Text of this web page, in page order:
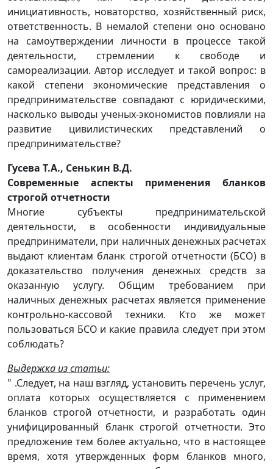
инициативность, новаторство, хозяйственный риск,
ответственность. В немалой степени оно основано
на самоутверждении личности в процессе такой
деятельности, стремлении к свободе и
самореализации. Автор исследует и такой вопрос: в
какой степени экономические представления о
предпринимательстве совпадают с юридическими,
насколько выводы ученых-экономистов повлияли на
развитие цивилистических представлений о
предпринимательстве?
Гусева Т.А., Сенькин В.Д.
Современные аспекты применения бланков
строгой отчетности
Многие субъекты предпринимательской
деятельности, в особенности индивидуальные
предприниматели, при наличных денежных расчетах
выдают клиентам бланк строгой отчетности (БСО) в
доказательство получения денежных средств за
оказанную услугу. Общим требованием при
наличных денежных расчетах является применение
контрольно-кассовой техники. Кто же может
пользоваться БСО и какие правила следует при этом
соблюдать?
Выдержка из статьи:
" .Следует, на наш взгляд, установить перечень услуг,
оплата которых осуществляется с применением
бланков строгой отчетности, и разработать один
унифицированный бланк строгой отчетности. Это
предложение тем более актуально, что в настоящее
время, хотя утвержденных форм бланков много,